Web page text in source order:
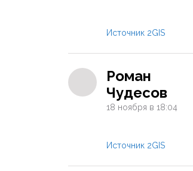
Источник 2GIS
Роман
Чудесов
18 ноября в 18:04
Источник 2GIS